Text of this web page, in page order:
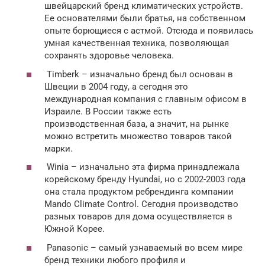
швейцарский бренд климатических устройств.
Ее основателями были братья, на собственном
опыте борющиеся с астмой. Отсюда и появилась
умная качественная техника, позволяющая
сохранять здоровье человека.
Timberk – изначально бренд был основан в
Швеции в 2004 году, а сегодня это
международная компания с главным офисом в
Израиле. В России также есть
производственная база, а значит, на рынке
можно встретить множество товаров такой
марки.
Winia – изначально эта фирма принадлежала
корейскому бренду Hyundai, но с 2002-2003 года
она стала продуктом ребрендинга компании
Mando Climate Control. Сегодня производство
разных товаров для дома осуществляется в
Южной Корее.
Panasonic – самый узнаваемый во всем мире
бренд техники любого профиля и